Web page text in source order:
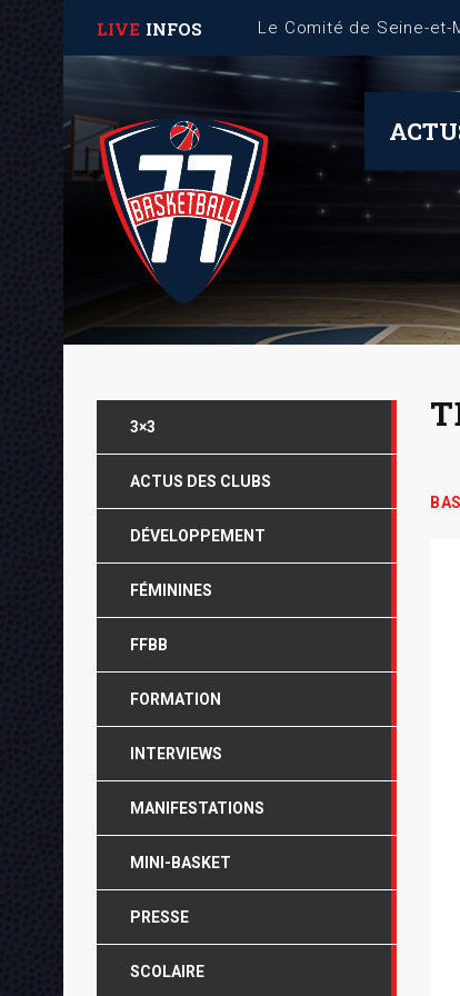
LIVE INFOS Fiche Mémo – Gestion
3×3
ACTUS DES CLUBS
DÉVELOPPEMENT
FÉMININES
FFBB
FORMATION
INTERVIEWS
MANIFESTATIONS
MINI-BASKET
PRESSE
SCOLAIRE